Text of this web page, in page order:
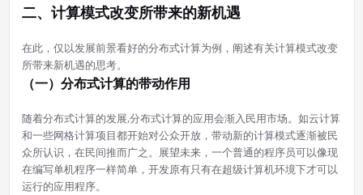
二、计算模式改变所带来的新机遇
在此，仅以发展前景看好的分布式计算为例，阐述有关计算模式改变
所带来新机遇的思考。
（一）分布式计算的带动作用
随着分布式计算的发展,分布式计算的应用会渐入民用市场。如云计算
和一些网格计算项目都开始对公众开放，带动新的计算模式逐渐被民
众所认识，在民间推而广之。展望未来，一个普通的程序员可以像现
在编写单机程序一样简单，开发原有只有在超级计算机环境下才可以
运行的应用程序。